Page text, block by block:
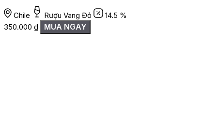
Chile Rượu Vang Đỏ
14.5 %
350.000 ₫ MUA NGAY